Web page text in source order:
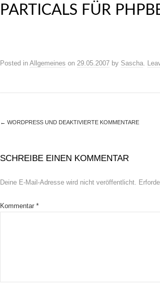
PARTICALS FÜR
Posted in Allgemeines on 29.05.2007 by Sascha.
← WORDPRESS UND DEAKTIVIERTE KOMMENTARE
SCHREIBE EINEN KOMMENTAR
Deine E-Mail-Adresse wird nicht veröffentlicht.
Kommentar *